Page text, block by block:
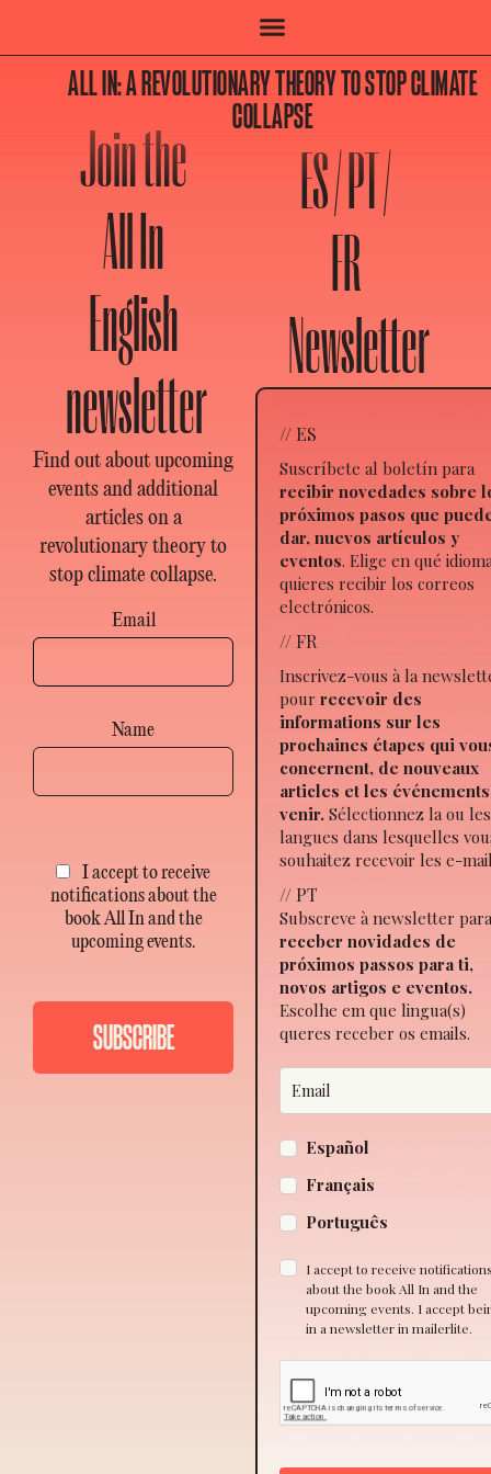
ALL IN: A REVOLUTIONARY THEORY TO STOP CLIMATE
COLLAPSE
Join the
All In
English
newsletter
Find out about upcoming
events and additional
articles on a
revolutionary theory to
stop climate collapse.
Email
Name
I accept to receive
notifications about the
book All In and the
upcoming events.
ES / PT /
FR
Newsletter
// ES
Suscríbete al boletín para
recibir novedades sobre
próximos pasos que
dar, nuevos artículos y
eventos. Elige en qué
quieres recibir los correos
electrónicos.
// FR
Inscrivez-vous à la
pourrecevoir des
informations sur les
prochaines étapes qui
concernent, de nouveaux
articles et les
venir. Sélectionnez la ou les
langues dans lesquelles
souhaitez recevoir les e-
// PT
Subscreve à newsletter
receber novidades de
próximos passos para ti,
novos artigos e eventos.
Escolhe em que lingua(s)
queres receber os emails.
Español
Français
Português
I accept to receive
about the book All In and the
upcoming events. I accept
in a newsletter in mailerlite.